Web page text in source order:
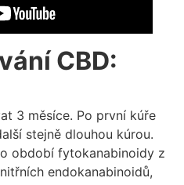
CBD:
3 měsíce. Po první kúře
stejně dlouhou kúrou.
období fytokanabinoidy z
endokanabinoidů,